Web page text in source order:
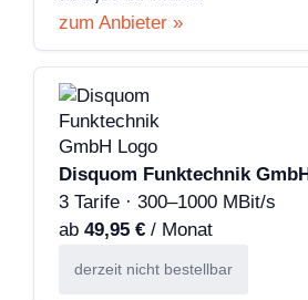
zum Anbieter »
Disquom Funktechnik GmbH
3 Tarife · 300–1000 MBit/s
ab 49,95 € / Monat
derzeit nicht bestellbar